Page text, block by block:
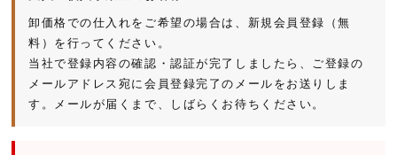
卸価格での仕入れをご希望の場合は、新規会員登録（無
料）を行ってください。
当社で登録内容の確認・認証が完了しましたら、ご登録の
メールアドレス宛に会員登録完了のメールをお送りしま
す。メールが届くまで、しばらくお待ちください。